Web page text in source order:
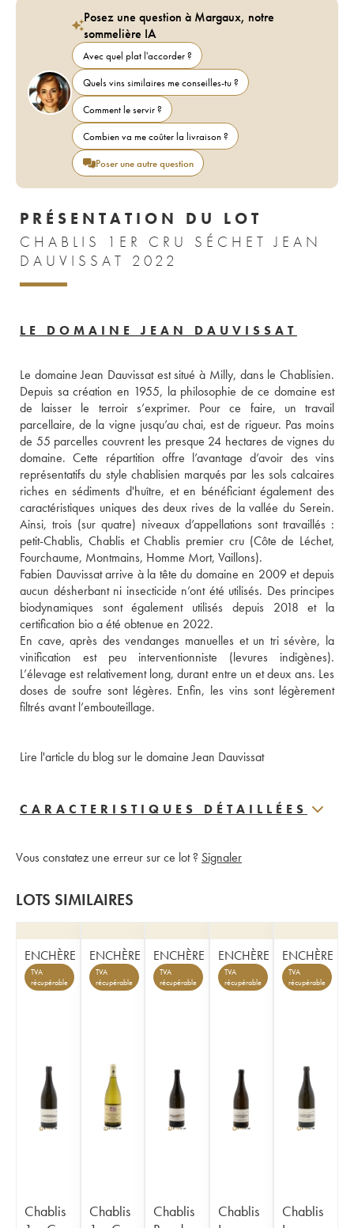
Posez une question à Margaux, notre
sommelière IA
Avec quel plat l'accorder ?
Quels vins similaires me conseilles-tu ?
Comment le servir ?
Combien va me coûter la livraison ?
Poser une autre question
PRÉSENTATION DU LOT
CHABLIS 1ER CRU SÉCHET JEAN
DAUVISSAT 2022
LE DOMAINE JEAN DAUVISSAT
Le domaine Jean Dauvissat est situé à Milly, dans le Chablisien.
Depuis sa création en 1955, la philosophie de ce domaine est
de laisser le terroir s’exprimer. Pour ce faire, un travail
parcellaire, de la vigne jusqu’au chai, est de rigueur. Pas moins
de 55 parcelles couvrent les presque 24 hectares de vignes du
domaine. Cette répartition offre l’avantage d’avoir des vins
représentatifs du style chablisien marqués par les sols calcaires
riches en sédiments d'huître, et en bénéficiant également des
caractéristiques uniques des deux rives de la vallée du Serein.
Ainsi, trois (sur quatre) niveaux d’appellations sont travaillés :
petit-Chablis, Chablis et Chablis premier cru (Côte de Léchet,
Fourchaume, Montmains, Homme Mort, Vaillons).
Fabien Dauvissat arrive à la tête du domaine en 2009 et depuis
aucun désherbant ni insecticide n’ont été utilisés. Des principes
biodynamiques sont également utilisés depuis 2018 et la
certification bio a été obtenue en 2022.
En cave, après des vendanges manuelles et un tri sévère, la
vinification est peu interventionniste (levures indigènes).
L’élevage est relativement long, durant entre un et deux ans. Les
doses de soufre sont légères. Enfin, les vins sont légèrement
filtrés avant l’embouteillage.
Lire l'article du blog sur le domaine Jean Dauvissat
CARACTERISTIQUES DÉTAILLÉES
Vous constatez une erreur sur ce lot ? Signaler
LOTS SIMILAIRES
ENCHÈRE
TVA
récupérable
Chablis
ENCHÈRE
TVA
récupérable
Chablis
ENCHÈRE
TVA
récupérable
Chablis
ENCHÈRE
TVA
récupérable
Chablis
ENCHÈRE
TVA
récupérable
Chablis